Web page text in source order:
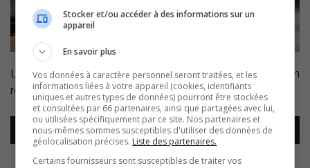
Le monde du travail avec Annie Boilard, spécialiste en
ressources humaines.https://www.reseau-annie.ca/
Lecteur
audio
00:00 00:00
Stocker et/ou accéder à des informations sur un
appareil
En savoir plus
Vos données à caractère personnel seront traitées, et les
informations liées à votre appareil (cookies, identifiants
uniques et autres types de données) pourront être stockées
et consultées par 66 partenaires, ainsi que partagées avec lui,
ou utilisées spécifiquement par ce site. Nos partenaires et
nous-mêmes sommes susceptibles d'utiliser des données de
géolocalisation précises. Liste des partenaires.
Certains fournisseurs sont susceptibles de traiter vos